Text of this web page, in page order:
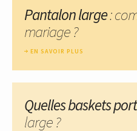
Pantalon large:
mariage ?
EN SAVOIR PLUS
Quelles baskets
large ?